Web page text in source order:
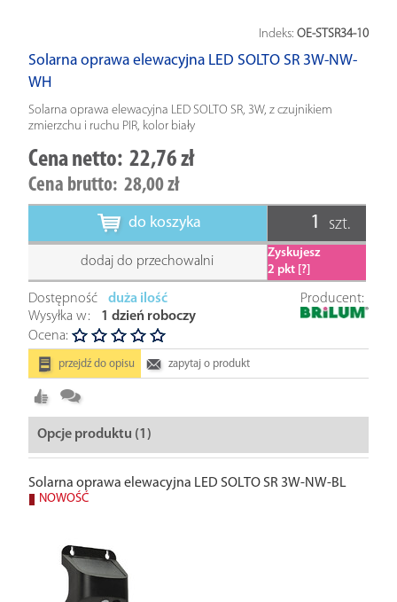
Indeks: OE-STSR34-10
Solarna oprawa elewacyjna LED SOLTO SR 3W-NW-
WH
Solarna oprawa elewacyjna LED SOLTO SR, 3W, z czujnikiem
zmierzchu i ruchu PIR, kolor biały
Cena netto: 22,76 zł
Cena brutto: 28,00 zł
do koszyka szt.
dodaj do przechowalni
Zyskujesz
2 pkt [?]
Dostępność
duża ilość
Wysyłka w:
1 dzień roboczy
Ocena:
Producent:
przejdź do opisu zapytaj o produkt
Opcje produktu (1)
Solarna oprawa elewacyjna LED SOLTO SR 3W-NW-BL
NOWOŚĆ